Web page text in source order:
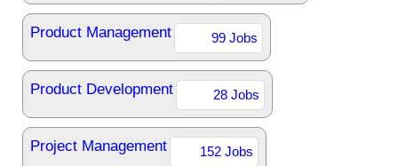
Product Management 99 Jobs
Product Development 28 Jobs
Project Management 152 Jobs